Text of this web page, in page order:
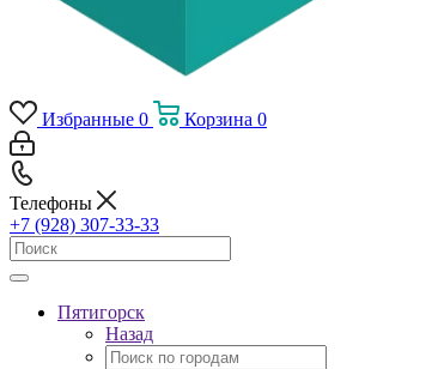
Избранные 0 Корзина 0
Телефоны
+7 (928) 307-33-33
Пятигорск
Назад